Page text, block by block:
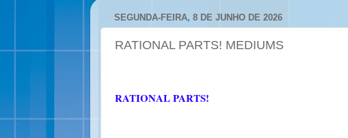
SEGUNDA-FEIRA, 8 DE JUNHO DE 2026
RATIONAL PARTS! MEDIUMS
RATIONAL PARTS!